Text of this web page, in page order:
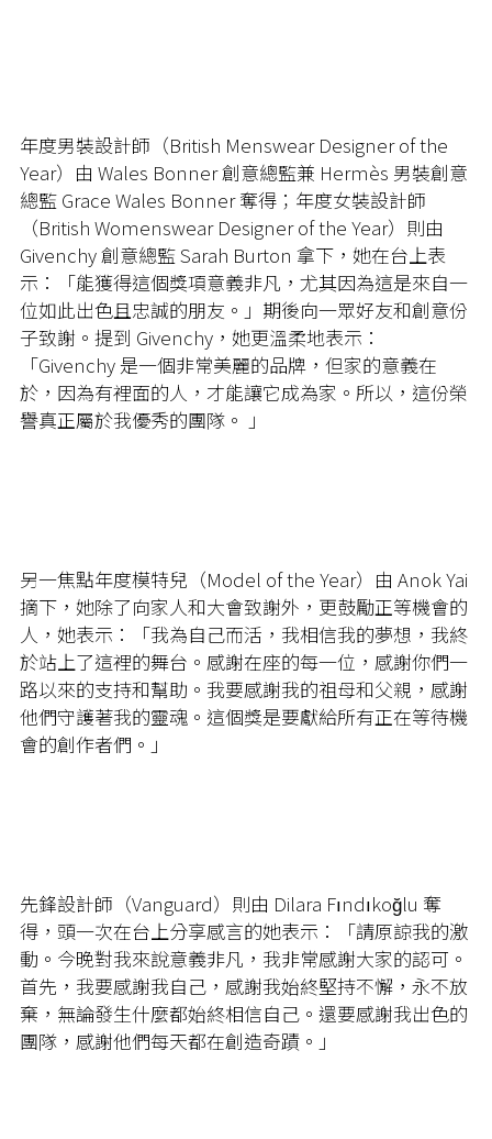
年度男裝設計師（British Menswear Designer of the
Year）由 Wales Bonner 創意總監兼 Hermès 男裝創意
總監 Grace Wales Bonner 奪得；年度女裝設計師
（British Womenswear Designer of the Year）則由
Givenchy 創意總監 Sarah Burton 拿下，她在台上表
示：「能獲得這個獎項意義非凡，尤其因為這是來自一
位如此出色且忠誠的朋友。」期後向一眾好友和創意份
子致謝。提到 Givenchy，她更溫柔地表示：
「Givenchy 是一個非常美麗的品牌，但家的意義在
於，因為有裡面的人，才能讓它成為家。所以，這份榮
譽真正屬於我優秀的團隊。 」
另一焦點年度模特兒（Model of the Year）由 Anok Yai
摘下，她除了向家人和大會致謝外，更鼓勵正等機會的
人，她表示：「我為自己而活，我相信我的夢想，我終
於站上了這裡的舞台。感謝在座的每一位，感謝你們一
路以來的支持和幫助。我要感謝我的祖母和父親，感謝
他們守護著我的靈魂。這個獎是要獻給所有正在等待機
會的創作者們。」
先鋒設計師（Vanguard）則由 Dilara Fındıkoğlu 奪
得，頭一次在台上分享感言的她表示：「請原諒我的激
動。今晚對我來說意義非凡，我非常感謝大家的認可。
首先，我要感謝我自己，感謝我始終堅持不懈，永不放
棄，無論發生什麼都始終相信自己。還要感謝我出色的
團隊，感謝他們每天都在創造奇蹟。」